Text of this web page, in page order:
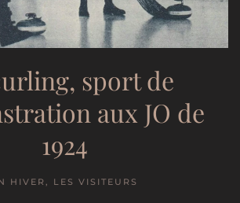
sport de
aux JO de
1924
HIVER, LES VISITEURS